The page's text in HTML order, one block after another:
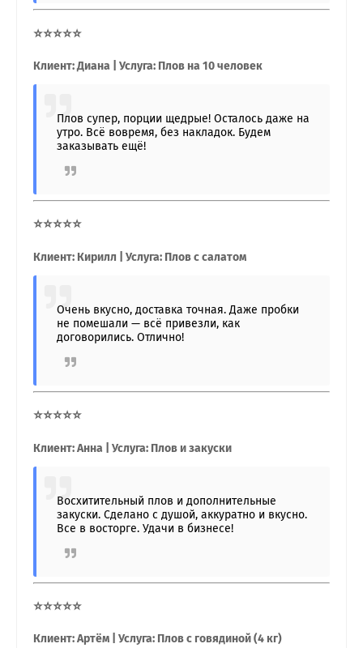
⭐⭐⭐⭐⭐
Клиент: Диана | Услуга: Плов на 10 человек
Плов супер, порции щедрые! Осталось даже на
утро. Всё вовремя, без накладок. Будем
заказывать ещё!
⭐⭐⭐⭐⭐
Клиент: Кирилл | Услуга: Плов с салатом
Очень вкусно, доставка точная. Даже пробки
не помешали — всё привезли, как
договорились. Отлично!
⭐⭐⭐⭐⭐
Клиент: Анна | Услуга: Плов и закуски
Восхитительный плов и дополнительные
закуски. Сделано с душой, аккуратно и вкусно.
Все в восторге. Удачи в бизнесе!
⭐⭐⭐⭐⭐
Клиент: Артём | Услуга: Плов с говядиной (4 кг)